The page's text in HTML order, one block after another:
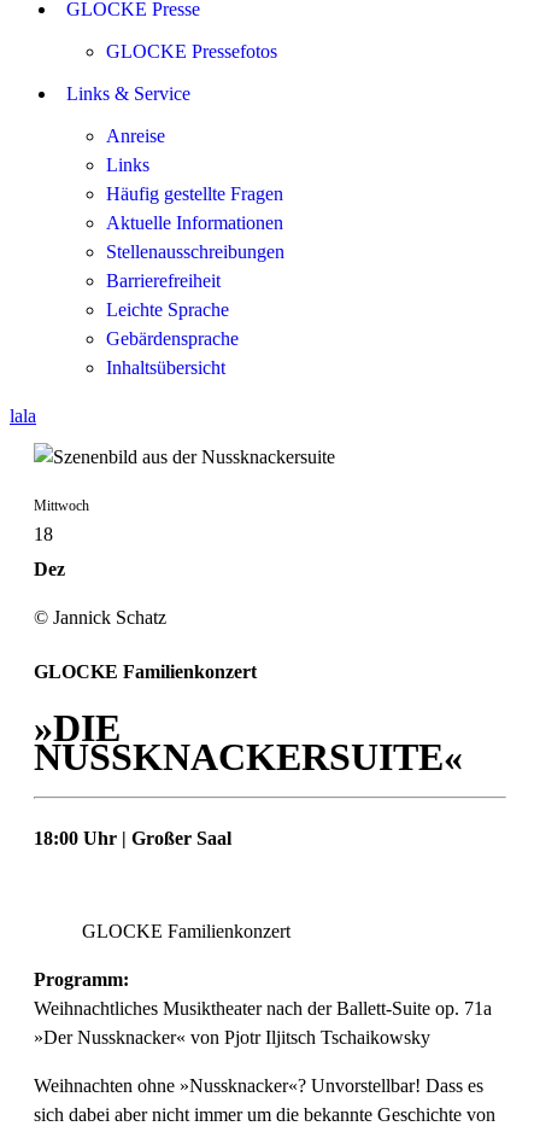
GLOCKE Presse
GLOCKE Pressefotos
Links & Service
Anreise
Links
Häufig gestellte Fragen
Aktuelle Informationen
Stellenausschreibungen
Barrierefreiheit
Leichte Sprache
Gebärdensprache
Inhaltsübersicht
lala
Mittwoch
18
Dez
© Jannick Schatz
GLOCKE Familienkonzert
»DIE
NUSSKNACKERSUITE«
18:00 Uhr | Großer Saal
GLOCKE Familienkonzert
Programm:
Weihnachtliches Musiktheater nach der Ballett-Suite op. 71a
»Der Nussknacker« von Pjotr Iljitsch Tschaikowsky
Weihnachten ohne »Nussknacker«? Unvorstellbar! Dass es
sich dabei aber nicht immer um die bekannte Geschichte von